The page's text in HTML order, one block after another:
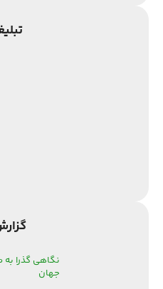
نگاهی گذرا به
جهان